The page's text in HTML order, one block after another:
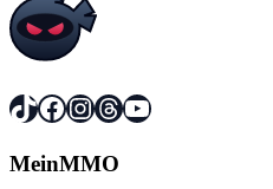
TikTok
Facebook
Instagram
Threads
YouTube
MeinMMO